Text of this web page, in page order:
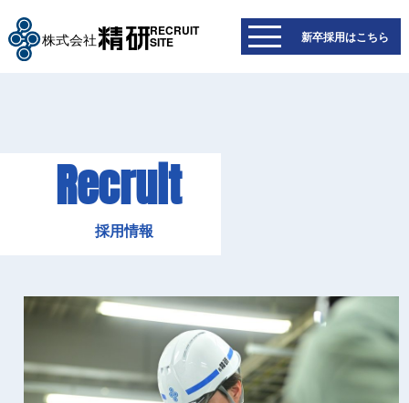
RECRUIT
SITE 新卒採用はこちら
Recruit
採用情報